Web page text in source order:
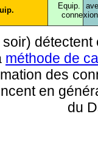
Equip.
conne
méthode de
des
en
du